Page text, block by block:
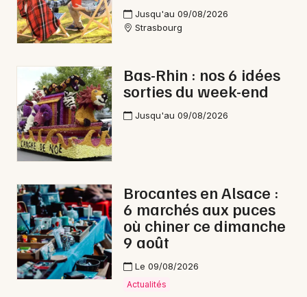
Jusqu'au 09/08/2026
Strasbourg
Bas-Rhin : nos 6 idées
sorties du week-end
Jusqu'au 09/08/2026
Brocantes en Alsace :
6 marchés aux puces
où chiner ce dimanche
9 août
Le 09/08/2026
Actualités